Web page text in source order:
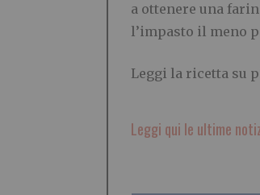
a ottenere una
l’impasto il meno
Leggi la ricetta su
Leggi qui le ultime